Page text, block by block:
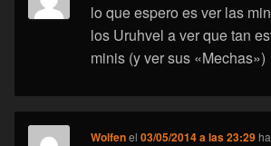
lo que espero es ver las
los Uruhvel a ver que tan
minis (y ver sus «Mechas»)
Wolfenel03/05/2014 a las 23:29